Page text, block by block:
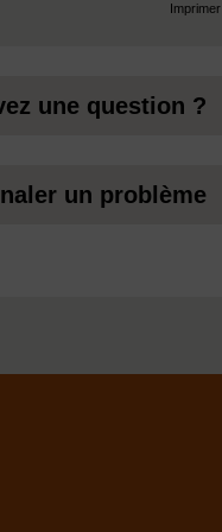
Imprimer
une question ?
un problème